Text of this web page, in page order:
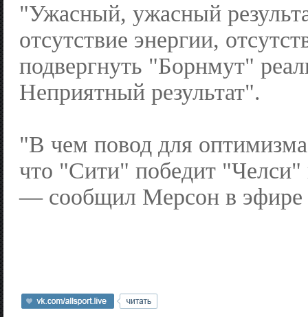
"Ужасный, ужасный
отсутствие энергии,
подвергнуть "Борнмут"
Неприятный результат".
"В чем повод для
что "Сити" победит "Челси"
— сообщил Мерсон в эфире